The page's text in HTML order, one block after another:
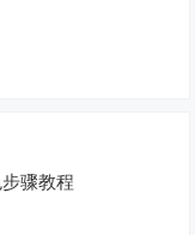
骤教程